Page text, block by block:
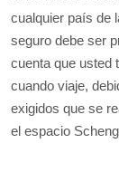
cualquier país de
seguro debe ser
cuenta que usted
cuando viaje,
exigidos que se
el espacio